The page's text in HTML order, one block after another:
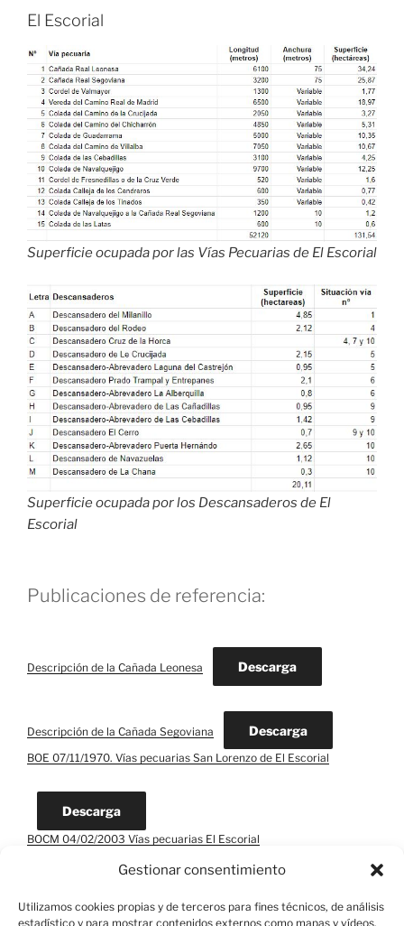
Gestionar consentimiento
Utilizamos cookies propias y de terceros para fines técnicos, de análisis
estadístico y para mostrar contenidos externos como mapas y vídeos.
El Escorial
Superficie ocupada por las Vías Pecuarias de El Escorial
Superficie ocupada por los Descansaderos de El
Escorial
Publicaciones de referencia:
Descripción de la Cañada Leonesa Descarga
Descripción de la Cañada Segoviana Descarga
BOE 07/11/1970. Vías pecuarias San Lorenzo de El Escorial
Descarga
BOCM 04/02/2003 Vías pecuarias El Escorial